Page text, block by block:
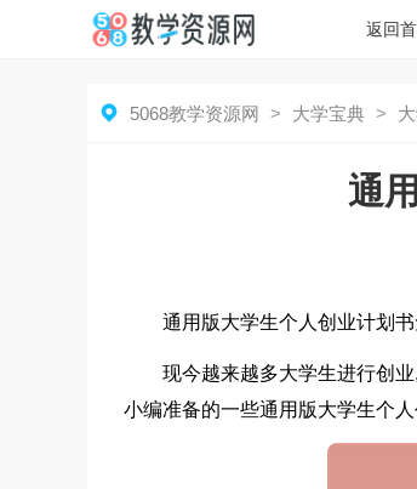
返回
 5068教学资源网 > 大学宝典 >
通
通用版大学生个人创业计划书
现今越来越多大学生进行创
小编准备的一些通用版大学生个